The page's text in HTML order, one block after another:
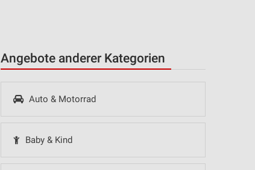
Angebote anderer Kategorien
Auto & Motorrad
Baby & Kind